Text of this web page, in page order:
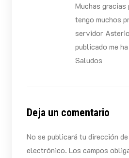
Muchas
tengo muchos
servidor
publicado me
Saludos
Deja un comentario
No se publicará tu dirección
electrónico. Los campos